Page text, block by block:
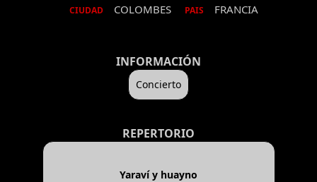
CIUDAD COLOMBES PAIS FRANCIA
INFORMACIÓN
Concierto
REPERTORIO
Yaraví y huayno